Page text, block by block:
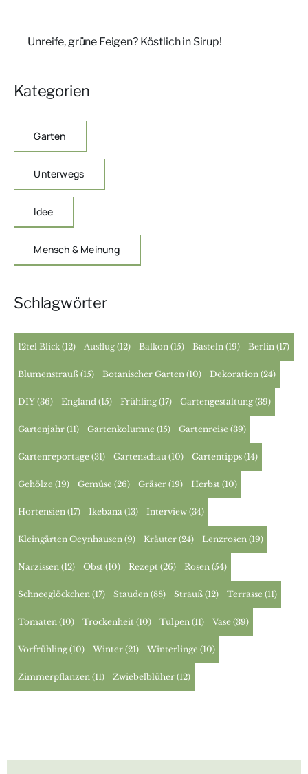
Unreife, grüne Feigen? Köstlich in Sirup!
Kategorien
Garten
Unterwegs
Idee
Mensch & Meinung
Schlagwörter
12tel Blick (12) Ausflug (12) Balkon (15) Basteln (19) Berlin (17)
Blumenstrauß (15) Botanischer Garten (10) Dekoration (24)
DIY (36) England (15) Frühling (17) Gartengestaltung (39)
Gartenjahr (11) Gartenkolumne (15) Gartenreise (39)
Gartenreportage (31) Gartenschau (10) Gartentipps (14)
Gehölze (19) Gemüse (26) Gräser (19) Herbst (10)
Hortensien (17) Ikebana (13) Interview (34)
Kleingärten Oeynhausen (9) Kräuter (24) Lenzrosen (19)
Narzissen (12) Obst (10) Rezept (26) Rosen (54)
Schneeglöckchen (17) Stauden (88) Strauß (12) Terrasse (11)
Tomaten (10) Trockenheit (10) Tulpen (11) Vase (39)
Vorfrühling (10) Winter (21) Winterlinge (10)
Zimmerpflanzen (11) Zwiebelblüher (12)